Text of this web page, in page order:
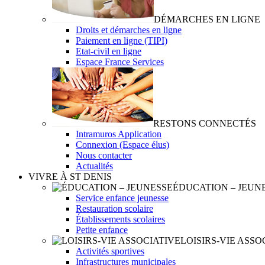
DÉMARCHES EN LIGNE
Droits et démarches en ligne
Paiement en ligne (TIPI)
Etat-civil en ligne
Espace France Services
RESTONS CONNECTÉS
Intramuros Application
Connexion (Espace élus)
Nous contacter
Actualités
VIVRE À ST DENIS
ÉDUCATION –
Service enfance jeunesse
Restauration scolaire
Établissements scolaires
Petite enfance
LOISIRS-VIE
Activités sportives
Infrastructures municipales